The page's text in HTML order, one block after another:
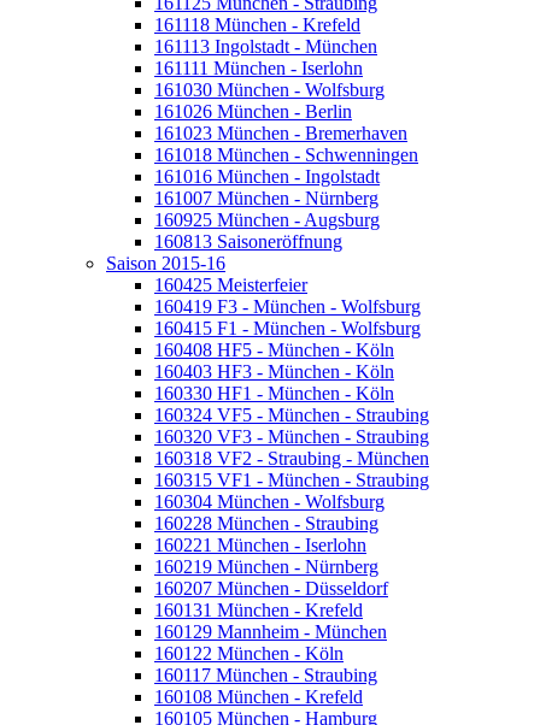
161118 München - Krefeld
161113 Ingolstadt - München
161111 München - Iserlohn
161030 München - Wolfsburg
161026 München - Berlin
161023 München - Bremerhaven
161018 München - Schwenningen
161016 München - Ingolstadt
161007 München - Nürnberg
160925 München - Augsburg
160813 Saisoneröffnung
Saison 2015-16
160425 Meisterfeier
160419 F3 - München - Wolfsburg
160415 F1 - München - Wolfsburg
160408 HF5 - München - Köln
160403 HF3 - München - Köln
160330 HF1 - München - Köln
160324 VF5 - München - Straubing
160320 VF3 - München - Straubing
160318 VF2 - Straubing - München
160315 VF1 - München - Straubing
160304 München - Wolfsburg
160228 München - Straubing
160221 München - Iserlohn
160219 München - Nürnberg
160207 München - Düsseldorf
160131 München - Krefeld
160129 Mannheim - München
160122 München - Köln
160117 München - Straubing
160108 München - Krefeld
160105 München - Hamburg